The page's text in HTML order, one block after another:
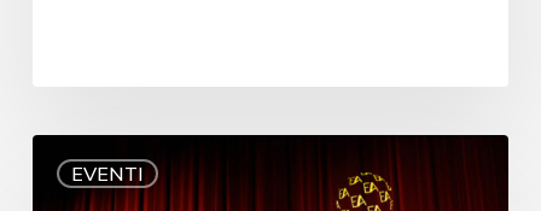
EVENTI